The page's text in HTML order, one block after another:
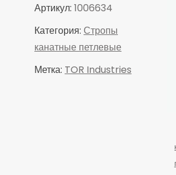
Артикул: 1006634
Категория: Стропы
канатные петлевые
Метка: TOR Industries